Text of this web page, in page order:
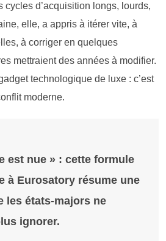
cycles d’acquisition longs, lourds,
elle, a appris à itérer vite, à
à corriger en quelques
mettraient des années à modifier.
technologique de luxe : c’est
moderne.
est nue » : cette formule
à Eurosatory résume une
les états-majors ne
ignorer.